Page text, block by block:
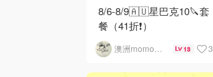
8/6-8/9🇦🇺星巴克10🔪套
餐（41折❗）
澳洲momo爱吃 13 3